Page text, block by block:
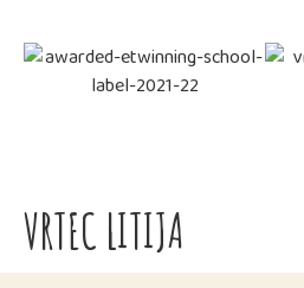
VRTEC LITIJA